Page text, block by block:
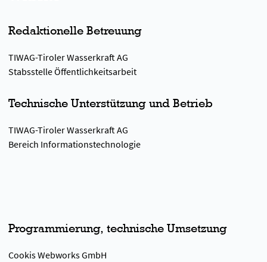
Redaktionelle Betreuung
TIWAG-Tiroler Wasserkraft AG
Stabsstelle Öffentlichkeitsarbeit
Technische Unterstützung und Betrieb
TIWAG-Tiroler Wasserkraft AG
Bereich Informationstechnologie
Programmierung, technische Umsetzung
Cookis Webworks GmbH